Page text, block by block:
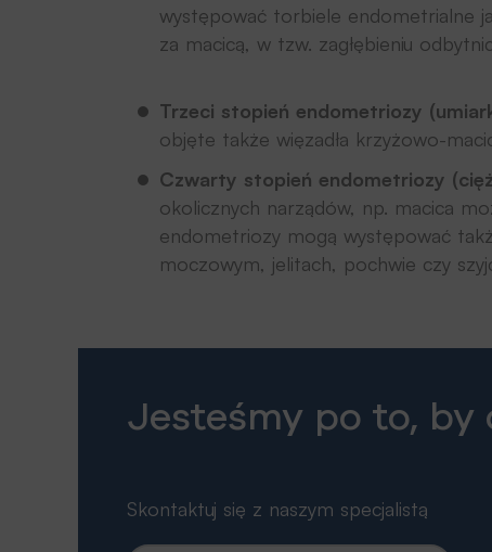
występować torbiele endometrialne
za macicą, w tzw. zagłębieniu
Trzeci stopień endometriozy
objęte także więzadła krzyżowo-
Czwarty stopień endometriozy
okolicznych narządów, np. macica
endometriozy mogą występować
moczowym, jelitach, pochwie czy
Jesteśmy po to,
Skontaktuj się z naszym specjalistą